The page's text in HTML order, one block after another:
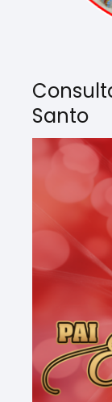
Santo